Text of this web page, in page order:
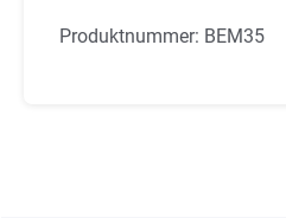
Produktnummer: BEM35